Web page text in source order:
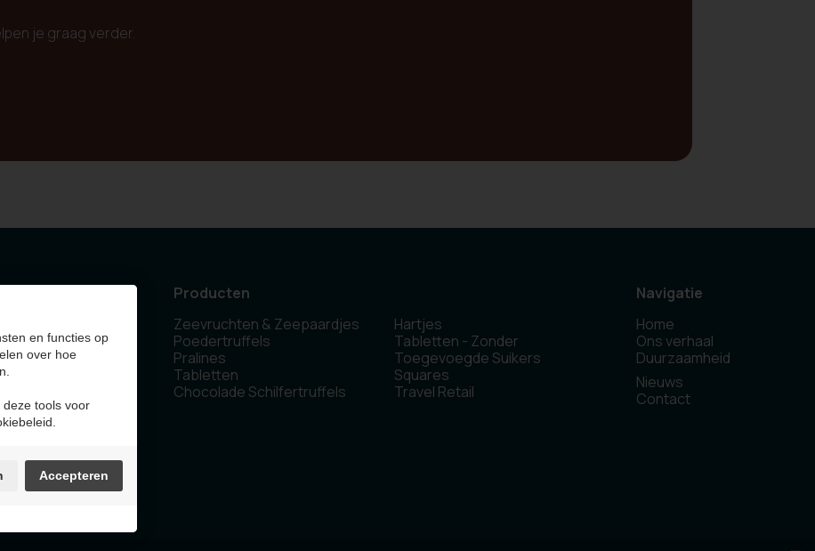
je graag verder.
Producten
Zeevruchten & Zeepaardjes
Poedertruffels
Pralines
Tabletten
Chocolade Schilfertruffels
Hartjes
Tabletten - Zonder
Toegevoegde Suikers
Squares
Travel Retail
Navigatie
Home
Ons verhaal
Duurzaamheid
Nieuws
Contact
en functies op
over hoe
deze tools voor
Accepteren